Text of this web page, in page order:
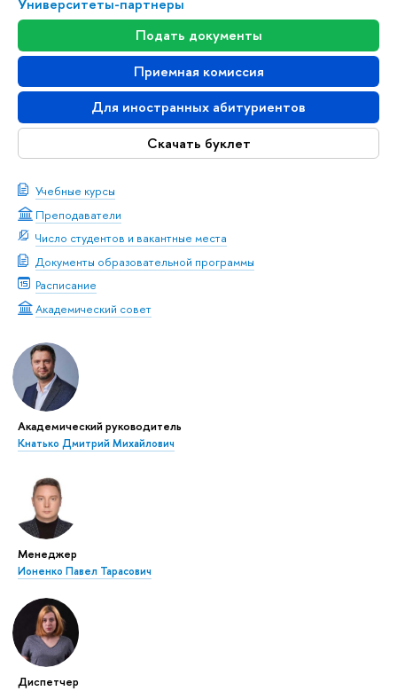
Университеты-партнеры
Подать документы
Приемная комиссия
Для иностранных абитуриентов
Скачать буклет
Учебные курсы
Преподаватели
Число студентов и вакантные места
Документы образовательной программы
Расписание
Академический совет
Академический руководитель
Кнатько Дмитрий Михайлович
Менеджер
Ионенко Павел Тарасович
Диспетчер